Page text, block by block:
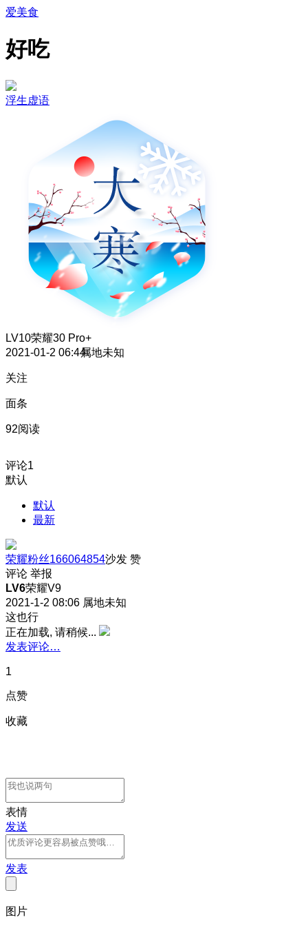
爱美食
好吃
浮生虚语
LV10荣耀30 Pro+
2021-01-2 06:44属地未知
关注
面条
92阅读
评论1
默认
默认
最新
荣耀粉丝166064854沙发 赞
评论 举报
LV6荣耀V9
2021-1-2 08:06 属地未知
这也行
正在加载, 请稍候...
发表评论…
1
点赞
收藏
表情
发送
发表
图片